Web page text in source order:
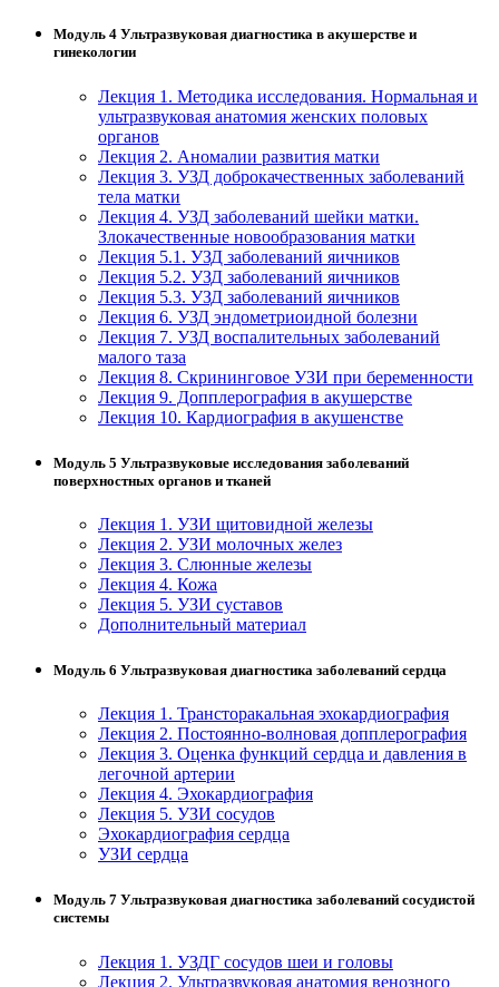
Модуль 4 Ультразвуковая диагностика в акушерстве и
гинекологии
Лекция 1. Методика исследования. Нормальная и
ультразвуковая анатомия женских половых
органов
Лекция 2. Аномалии развития матки
Лекция 3. УЗД доброкачественных заболеваний
тела матки
Лекция 4. УЗД заболеваний шейки матки.
Злокачественные новообразования матки
Лекция 5.1. УЗД заболеваний яичников
Лекция 5.2. УЗД заболеваний яичников
Лекция 5.3. УЗД заболеваний яичников
Лекция 6. УЗД эндометриоидной болезни
Лекция 7. УЗД воспалительных заболеваний
малого таза
Лекция 8. Скрининговое УЗИ при беременности
Лекция 9. Допплерография в акушерстве
Лекция 10. Кардиография в акушенстве
Модуль 5 Ультразвуковые исследования заболеваний
поверхностных органов и тканей
Лекция 1. УЗИ щитовидной железы
Лекция 2. УЗИ молочных желез
Лекция 3. Слюнные железы
Лекция 4. Кожа
Лекция 5. УЗИ суставов
Дополнительный материал
Модуль 6 Ультразвуковая диагностика заболеваний сердца
Лекция 1. Трансторакальная эхокардиография
Лекция 2. Постоянно-волновая допплерография
Лекция 3. Оценка функций сердца и давления в
легочной артерии
Лекция 4. Эхокардиография
Лекция 5. УЗИ сосудов
Эхокардиография сердца
УЗИ сердца
Модуль 7 Ультразвуковая диагностика заболеваний сосудистой
системы
Лекция 1. УЗДГ сосудов шеи и головы
Лекция 2. Ультразвуковая анатомия венозного